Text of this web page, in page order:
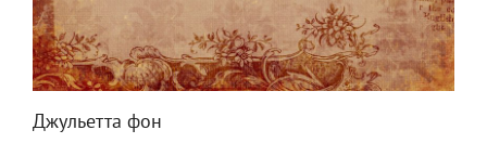
Джульетта фон